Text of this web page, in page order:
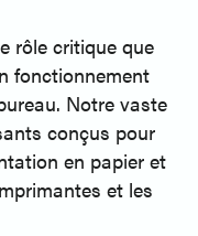
rôle critique que
fonctionnement
Notre vaste
conçus pour
en papier et
et les